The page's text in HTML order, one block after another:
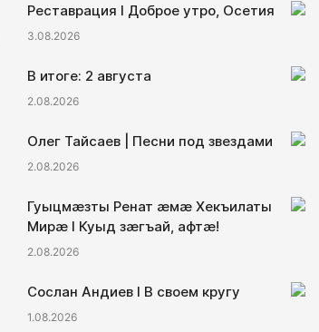
Реставрация I Доброе утро, Осетия
3.08.2026
В итоге: 2 августа
2.08.2026
Олег Тайсаев | Песни под звездами
2.08.2026
Гуыцмӕзты Ренат ӕмӕ Хекъилаты
Мирӕ I Куыд зӕгъай, афтӕ!
2.08.2026
Сослан Андиев I В своем кругу
1.08.2026